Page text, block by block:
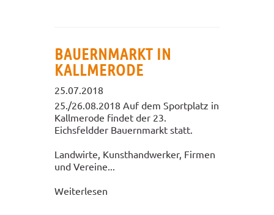
BAUERNMARKT IN
KALLMERODE
25.07.2018
25./26.08.2018 Auf dem Sportplatz in
Kallmerode findet der 23.
Eichsfeldder Bauernmarkt statt.
Landwirte, Kunsthandwerker, Firmen
und Vereine...
Weiterlesen